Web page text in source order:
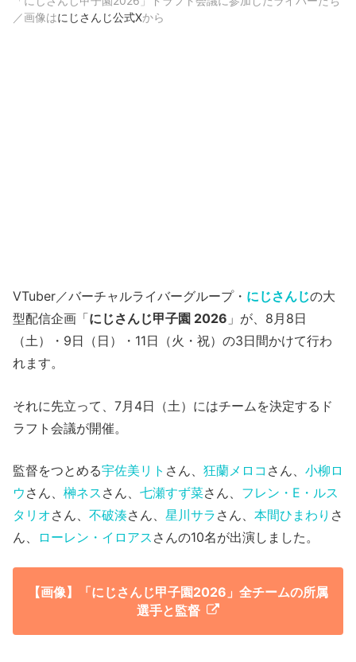
／画像はにじさんじ公式Xから
VTuber／バーチャルライバーグループ・ にじさんじの大
型配信企画「にじさんじ甲子園 2026 」が、8月8日
（土）・9日（日）・11日（火・祝）の3日間かけて行わ
れます。
それに先立って、7月4日（土）にはチームを決定するド
ラフト会議が開催。
監督をつとめる宇佐美リト さん、 狂蘭メロコ さん、 小柳ロ
ウ さん、 榊ネス さん、 七瀬すず菜さん、 フレン・E・ルス
タリオさん、 不破湊さん、 星川サラ さん、 本間ひまわり さ
ん、
ローレン・イロアス さんの10名が出演しました。
【画像】「にじさんじ甲子園2026」全チームの所属
選手と監督